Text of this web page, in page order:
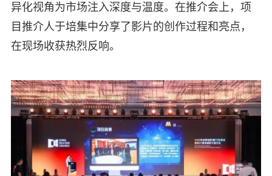
异化视角为市场注入深度与温度。在推介会上，项
目推介人于培集中分享了影片的创作过程和亮点，
在现场收获热烈反响。